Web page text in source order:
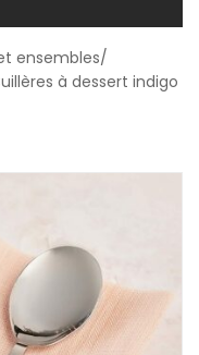
ensembles/
à dessert indigo